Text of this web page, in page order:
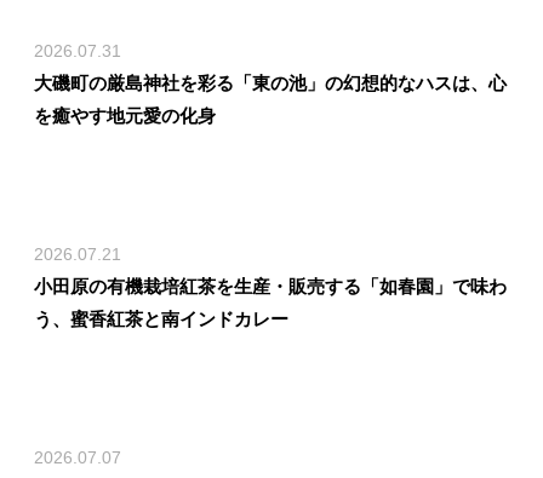
2026.07.31
大磯町の厳島神社を彩る「東の池」の幻想的なハスは、心
を癒やす地元愛の化身
2026.07.21
小田原の有機栽培紅茶を生産・販売する「如春園」で味わ
う、蜜香紅茶と南インドカレー
2026.07.07